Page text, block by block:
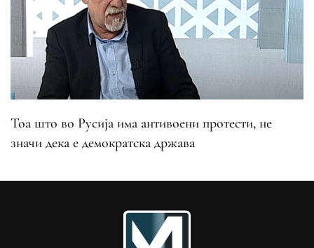
Тоа што во Русија има антивоени протести, не
значи дека е демократска држава